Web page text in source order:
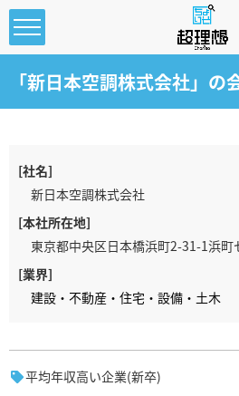
会社探
運営会社
お問い合わせ
企業ログイン
掲載希望の企業様へ
求職者向け案内
「新日本空調株式会社」の
[社名]
新日本空調株式会社
[本社所在地]
東京都中央区日本橋浜町2-31-1浜町
[業界]
建設・不動産・住宅・設備・土木
平均年収高い企業(新卒)